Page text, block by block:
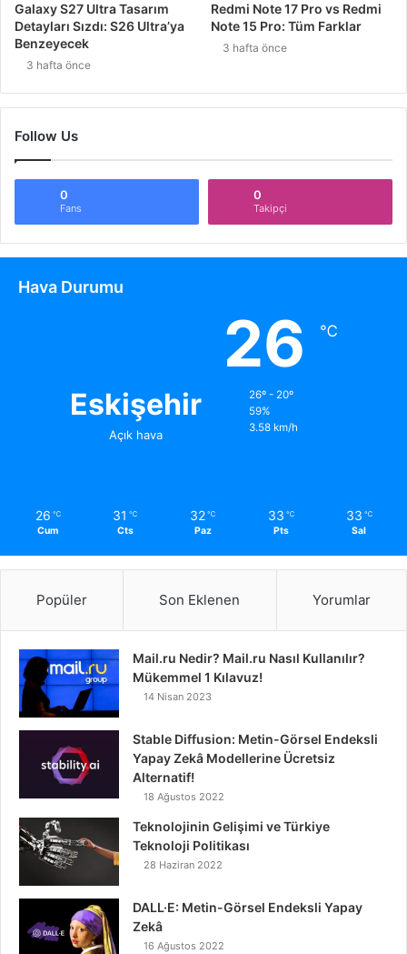
Galaxy S27 Ultra Tasarım
Detayları Sızdı: S26 Ultra’ya
Benzeyecek
3 hafta önce
Redmi Note 17 Pro vs Redmi
Note 15 Pro: Tüm Farklar
3 hafta önce
Follow Us
0
Fans
0
Takipçi
Hava Durumu
Eskişehir
Açık hava
26 ℃
26º - 20º
59%
3.58 km/h
26 ℃
Cum
31 ℃
Cts
32 ℃
Paz
33 ℃
Pts
33 ℃
Sal
Popüler Son Eklenen Yorumlar
Mail.ru Nedir? Mail.ru Nasıl Kullanılır?
Mükemmel 1 Kılavuz!
14 Nisan 2023
Stable Diffusion: Metin-Görsel Endeksli
Yapay Zekâ Modellerine Ücretsiz
Alternatif!
18 Ağustos 2022
Teknolojinin Gelişimi ve Türkiye
Teknoloji Politikası
28 Haziran 2022
DALL·E: Metin-Görsel Endeksli Yapay
Zekâ
16 Ağustos 2022